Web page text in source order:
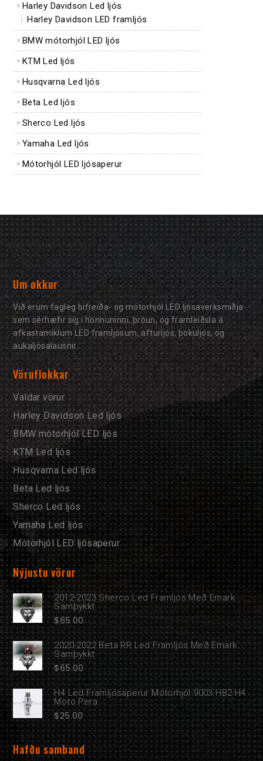
Harley Davidson Led ljós
Harley Davidson LED framljós
BMW mótorhjól LED ljós
KTM Led ljós
Husqvarna Led ljós
Beta Led ljós
Sherco Led ljós
Yamaha Led ljós
Mótorhjól LED ljósaperur
Um okkur
Við erum fagleg bifreiða- og mótorhjól LED ljósaverksmiðja
sem sérhæfir sig í hönnuninni, þróun, og framleiðsla á
afkastamiklum LED framljósum, afturljós, þokuljós, og
aukaljósalausnir.
Vöruflokkar
Valdar vörur
Harley Davidson Led ljós
BMW mótorhjól LED ljós
KTM Led ljós
Husqvarna Led ljós
Beta Led ljós
Sherco Led ljós
Yamaha Led ljós
Mótorhjól LED ljósaperur
Nýjustu vörur
2012-2023 Sherco Led Framljós Með Emark
Samþykkt
$65.00
2020-2022 Beta RR Led Framljós Með Emark
Samþykkt
$65.00
H4 Led Framljósaperur Mótorhjól 9003 HB2 H4
Moto Pera
$25.00
Hafðu samband